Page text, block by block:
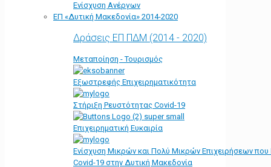
Ενίσχυση Ανέργων
ΕΠ «Δυτική Μακεδονία» 2014-2020
Δράσεις ΕΠ ΠΔΜ (2014 - 2020)
Μεταποίηση - Τουρισμός
Εξωστρεφής Επιχειρηματικότητα
Στήριξη Ρευστότητας Covid-19
Επιχειρηματική Ευκαιρία
Ενίσχυση Μικρών και Πολύ Μικρών Επιχειρήσεων
Covid-19 στην Δυτική Μακεδονία